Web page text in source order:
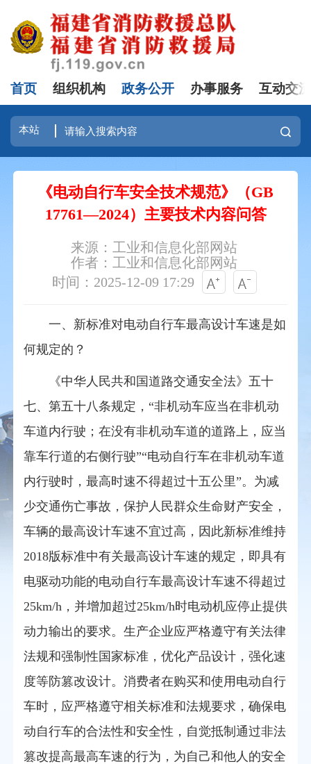
首页 组织机构 政务公开 办事服务 互动交
《电动自行车安全技术规范》（GB
17761—2024）主要技术内容问答
来源：工业和信息化部网站
作者：工业和信息化部网站
时间：2025-12-09 17:29
一、新标准对电动自行车最高设计车速是如
何规定的？
‌《中华人民共和国道路交通安全法》五十
七、第五十八条规定，“非机动车应当在非机动
车道内行驶；在没有非机动车道的道路上，应当
靠车行道的右侧行驶”“电动自行车在非机动车道
内行驶时，最高时速不得超过十五公里”。为减
少交通伤亡事故，保护人民群众生命财产安全，
车辆的最高设计车速不宜过高，因此新标准维持
2018版标准中有关最高设计车速的规定，即具有
电驱动功能的电动自行车最高设计车速不得超过
25km/h，并增加超过25km/h时电动机应停止提供
动力输出的要求。生产企业应严格遵守有关法律
法规和强制性国家标准，优化产品设计，强化速
度等防篡改设计。消费者在购买和使用电动自行
车时，应严格遵守相关标准和法规要求，确保电
动自行车的合法性和安全性，自觉抵制通过非法
篡改提高最高车速的行为，为自己和他人的安全